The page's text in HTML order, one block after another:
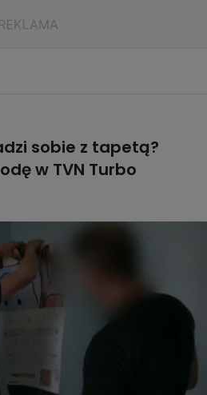
sobie z tapetą?
w TVN Turbo